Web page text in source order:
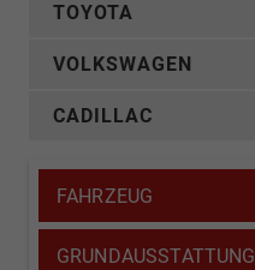
TOYOTA
VOLKSWAGEN
CADILLAC
FAHRZEUG
GRUNDAUSSTATTUNG